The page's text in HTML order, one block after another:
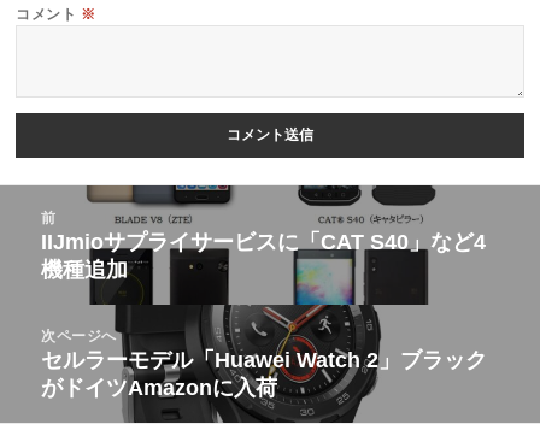
コメント ※
前
前
の
稿:
IIJmioサプライサービスに「CAT S40」など4
機種追加
次ページへ
次
の
セルラーモデル「Huawei Watch 2」ブラック
がドイツAmazonに入荷